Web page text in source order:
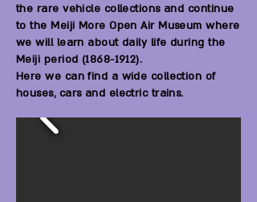
the rare vehicle collections and continue
to the Meiji More Open Air Museum where
we will learn about daily life during the
Meiji period (1868-1912).
Here we can find a wide collection of
houses, cars and electric trains.